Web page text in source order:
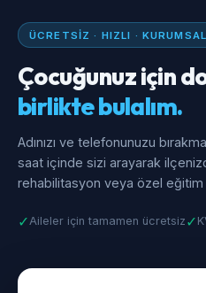
ÜCRETSIZ · HIZLI · KURUMSAL
Çocuğunuz için
birlikte bulalım.
Adınızı ve telefonunuzu
saat içinde sizi arayarak
rehabilitasyon veya özel
✓Aileler için tamamen ücretsiz ✓